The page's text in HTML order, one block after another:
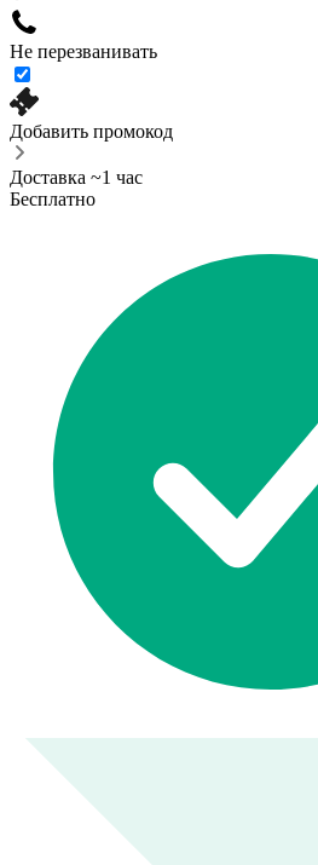
Не перезванивать
Добавить промокод
Доставка ~1 час
Бесплатно